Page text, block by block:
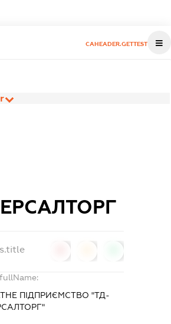
CAHEADER.GETTEST
ПІДПРИЄМСТВО "ТД-